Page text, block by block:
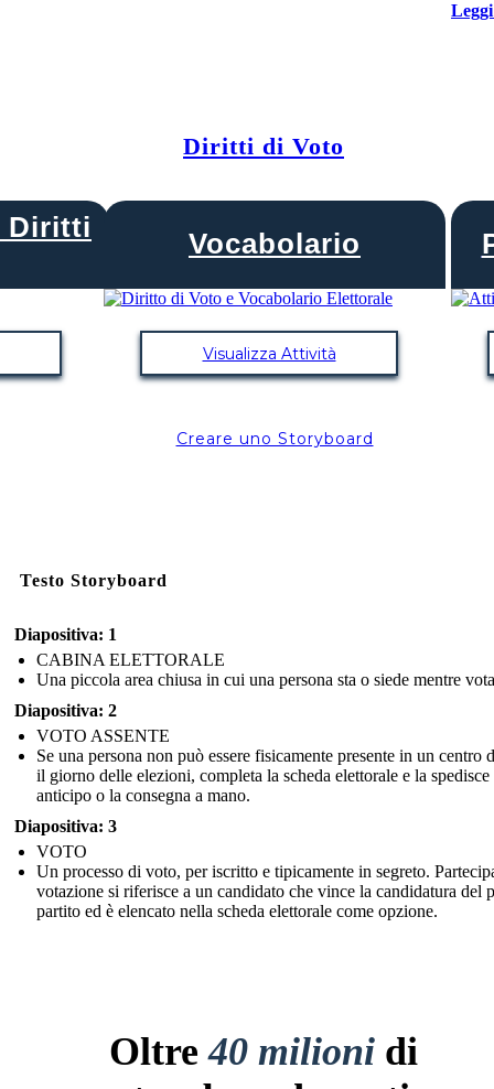
Diritti di Voto
Diritti Vocabolario
Visualizza Attività
Creare uno Storyboard
Testo Storyboard
Diapositiva: 1
CABINA ELETTORALE
Una piccola area chiusa in cui una persona sta o siede mentre
Diapositiva: 2
VOTO ASSENTE
Se una persona non può essere fisicamente presente in un centro
il giorno delle elezioni, completa la scheda elettorale e la spedisce
anticipo o la consegna a mano.
Diapositiva: 3
VOTO
Un processo di voto, per iscritto e tipicamente in segreto.
votazione si riferisce a un candidato che vince la candidatura del
partito ed è elencato nella scheda elettorale come opzione.
Oltre40 milioni di